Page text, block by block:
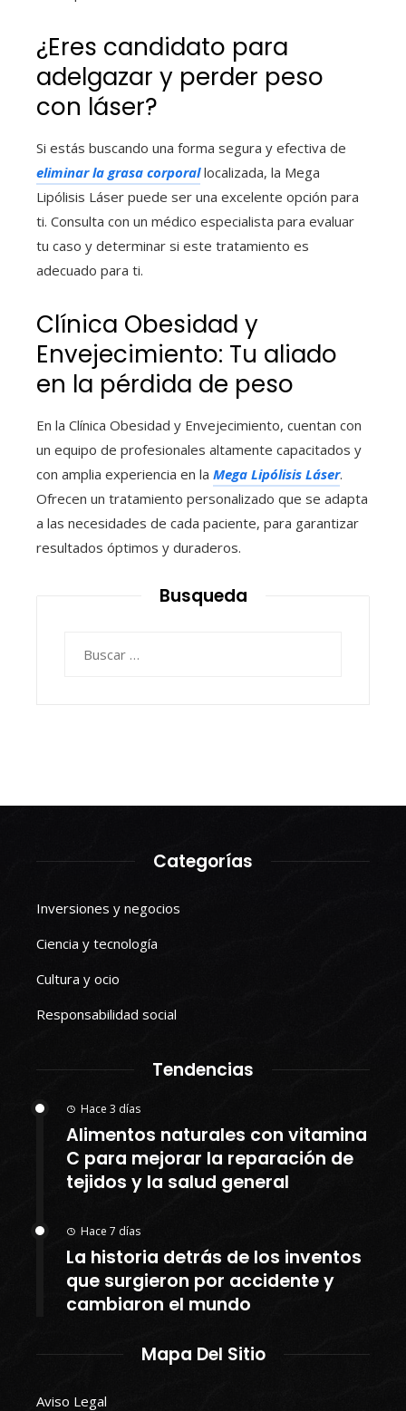
¿Eres candidato para
adelgazar y perder peso
con láser?
Si estás buscando una forma segura y efectiva de
eliminar la grasa corporallocalizada, la Mega
Lipólisis Láser puede ser una excelente opción para
ti. Consulta con un médico especialista para evaluar
tu caso y determinar si este tratamiento es
adecuado para ti.
Clínica Obesidad y
Envejecimiento: Tu aliado
en la pérdida de peso
En la Clínica Obesidad y Envejecimiento, cuentan con
un equipo de profesionales altamente capacitados y
con amplia experiencia en la Mega Lipólisis Láser.
Ofrecen un tratamiento personalizado que se adapta
a las necesidades de cada paciente, para garantizar
resultados óptimos y duraderos.
Busqueda
Categorías
Inversiones y negocios
Ciencia y tecnología
Cultura y ocio
Responsabilidad social
Tendencias
Hace 3 días
Alimentos naturales con vitamina
C para mejorar la reparación de
tejidos y la salud general
Hace 7 días
La historia detrás de los inventos
que surgieron por accidente y
cambiaron el mundo
Mapa Del Sitio
Aviso Legal